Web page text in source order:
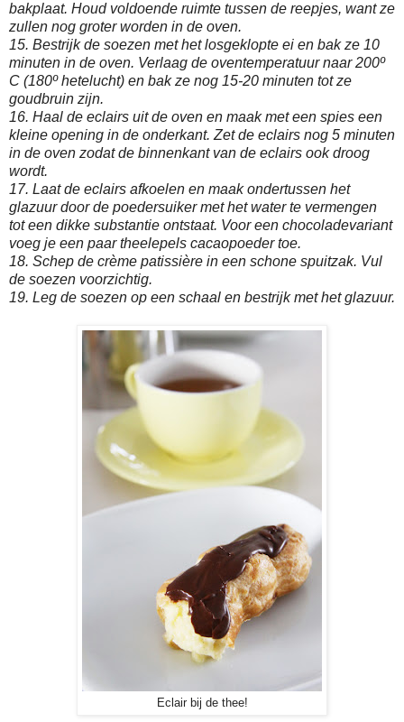
bakplaat. Houd voldoende ruimte tussen de reepjes, want ze
zullen nog groter worden in de oven.
15. Bestrijk de soezen met het losgeklopte ei en bak ze 10
minuten in de oven. Verlaag de oventemperatuur naar 200º
C (180º hetelucht) en bak ze nog 15-20 minuten tot ze
goudbruin zijn.
16. Haal de eclairs uit de oven en maak met een spies een
kleine opening in de onderkant. Zet de eclairs nog 5 minuten
in de oven zodat de binnenkant van de eclairs ook droog
wordt.
17. Laat de eclairs afkoelen en maak ondertussen het
glazuur door de poedersuiker met het water te vermengen
tot een dikke substantie ontstaat. Voor een chocoladevariant
voeg je een paar theelepels cacaopoeder toe.
18. Schep de crème patissière in een schone spuitzak. Vul
de soezen voorzichtig.
19. Leg de soezen op een schaal en bestrijk met het glazuur.
Eclair bij de thee!